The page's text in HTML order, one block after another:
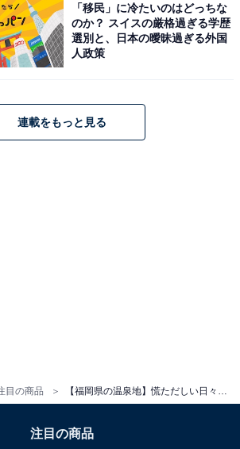
目の商品
画像：「筑後川温泉 ふくせんか」公式Webサイト
せんか」は、筑後川沿いに佇むのどか
しました。温泉は「ミルキィの湯」
流しのアルカリ性単純硫黄温泉で、
「移民」に冷たいのはどっちな
のか？ スイスの厳格過ぎる学歴
選別と、日本の曖昧過ぎる外国
人政策
連載をもっと見る
注目の商品